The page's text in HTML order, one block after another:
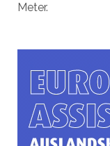
Meter.